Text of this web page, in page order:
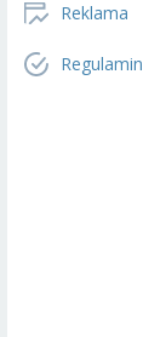
Reklama
Regulamin